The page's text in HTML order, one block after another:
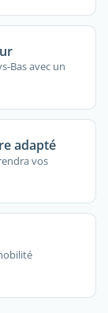
Bas avec un
adapté
vos